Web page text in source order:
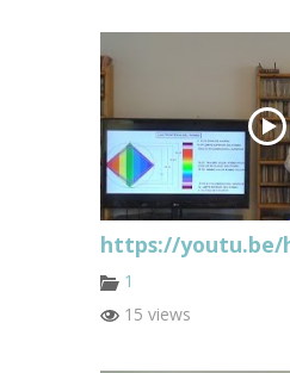
https://youtu.be/
1
15 views